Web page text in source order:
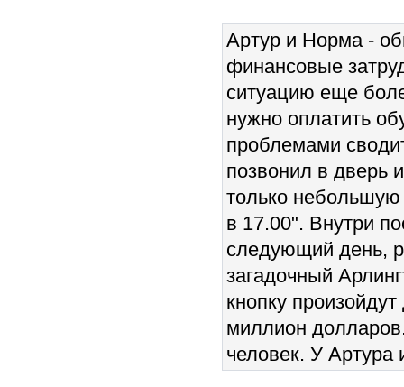
Артур и Норма -
финансовые
ситуацию еще
нужно оплатить
проблемами
позвонил в дверь
только небольшую
в 17.00". Внутри
следующий день,
загадочный
кнопку
миллион
человек. У Артура